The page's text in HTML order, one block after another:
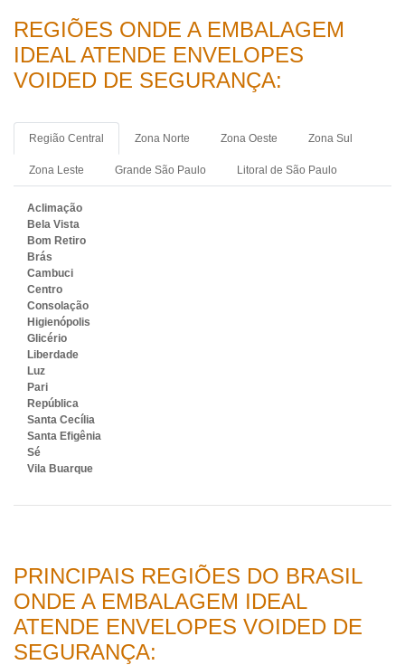
REGIÕES ONDE A EMBALAGEM
IDEAL ATENDE ENVELOPES
VOIDED DE SEGURANÇA:
Região Central Zona Norte Zona Oeste Zona Sul
Zona Leste Grande São Paulo Litoral de São Paulo
Aclimação
Bela Vista
Bom Retiro
Brás
Cambuci
Centro
Consolação
Higienópolis
Glicério
Liberdade
Luz
Pari
República
Santa Cecília
Santa Efigênia
Sé
Vila Buarque
PRINCIPAIS REGIÕES DO BRASIL
ONDE A EMBALAGEM IDEAL
ATENDE ENVELOPES VOIDED DE
SEGURANÇA: